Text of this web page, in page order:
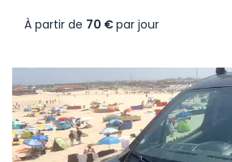
À partir de 70 €par jour